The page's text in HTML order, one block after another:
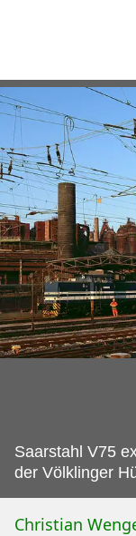
Saarstahl V75
der Völklinger
Christian